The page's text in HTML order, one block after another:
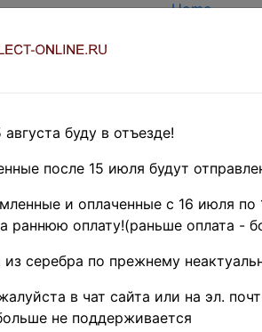
Home
Payment
TERMS AND
Home
Stamps
»
Africa
»
буду в отъезде!
после 15 июля будут
и оплаченные с 16 июля по
раннюю оплату!(раньше оплата -
серебра по прежнему
в чат сайта или на эл.
не поддерживается